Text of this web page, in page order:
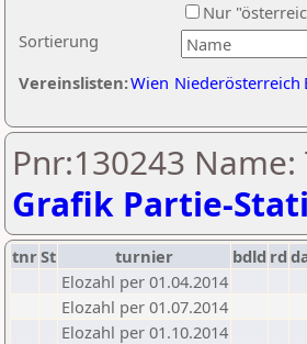
Sortierung
Nur
Vereinslisten:Wien Niederösterreich
Pnr:130243
Grafik Partie-
tnrSt turnier bdld rd
Elozahl per 01.04.2014
Elozahl per 01.07.2014
Elozahl per 01.10.2014